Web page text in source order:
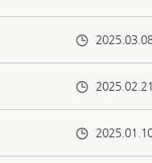
2025.02.21